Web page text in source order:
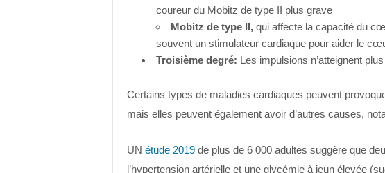
coureur du Mobitz de type II plus grave
Mobitz de type II,qui affecte la capacité du
souvent un stimulateur cardiaque pour aider le
Troisième degré: Les impulsions n’atteignent
Certains types de maladies cardiaques peuvent
mais elles peuvent également avoir d’autres causes,
UN étude 2019de plus de 6 000 adultes suggère que
l’hypertension artérielle et une glycémie à jeun élevée